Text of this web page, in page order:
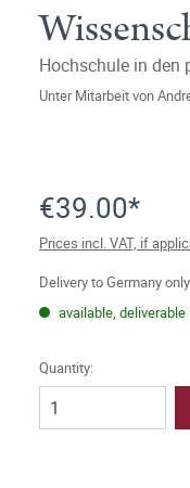
Hochschule in den
Unter Mitarbeit von
€39.00*
Prices incl. VAT, if
Delivery to Germany
available,
Quantity: